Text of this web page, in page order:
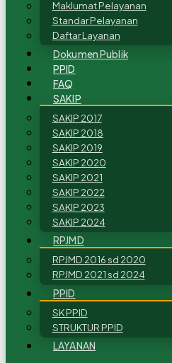
Maklumat Pelayanan
Standar Pelayanan
Daftar Layanan
Dokumen Publik
PPID
FAQ
SAKIP
SAKIP 2017
SAKIP 2018
SAKIP 2019
SAKIP 2020
SAKIP 2021
SAKIP 2022
SAKIP 2023
SAKIP 2024
RPJMD
RPJMD 2016 sd 2020
RPJMD 2021 sd 2024
PPID
SK PPID
STRUKTUR PPID
LAYANAN